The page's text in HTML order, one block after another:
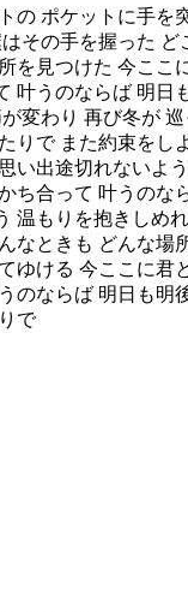
の ポケットに手を
その手を握った ど
を見つけた 今ここ
叶うのならば 明日
変わり 再び冬が
りで また約束をし
い出途切れないよ
ち合って 叶うのな
温もりを抱きしめ
なときも どんな場
ゆける 今ここに君
のならば 明日も明
で